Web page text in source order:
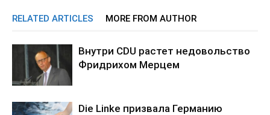
RELATED ARTICLES MORE FROM AUTHOR
Внутри CDU растет недовольство
Фридрихом Мерцем
Die Linke призвала Германию